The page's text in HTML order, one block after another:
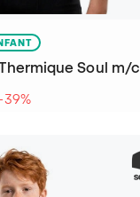
Soul m/c